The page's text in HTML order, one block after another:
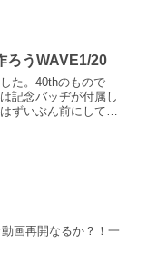
カエル...
ろうWAVE1/20
た。40thのもので
記念バッヂが付属し
ずいぶん前にしてあ
画再開なるか？！一